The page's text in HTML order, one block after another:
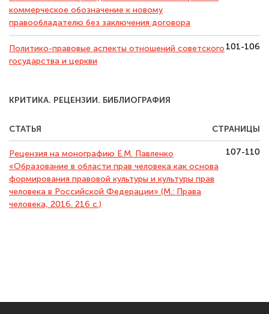
коммерческое обозначение к новому
правообладателю без заключения договора
Политико-правовые аспекты отношений советского
государства и церкви
101-106
КРИТИКА. РЕЦЕНЗИИ. БИБЛИОГРАФИЯ
СТАТЬЯ СТРАНИЦЫ
Рецензия на монографию Е.М. Павленко
«Образование в области прав человека как основа
формирования правовой культуры и культуры прав
человека в Российской Федерации» (М.: Права
человека, 2016. 216 с.)
107-110